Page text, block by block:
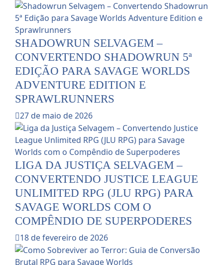
SHADOWRUN SELVAGEM –
CONVERTENDO SHADOWRUN 5ª
EDIÇÃO PARA SAVAGE WORLDS
ADVENTURE EDITION E
SPRAWLRUNNERS
27 de maio de 2026
LIGA DA JUSTIÇA SELVAGEM –
CONVERTENDO JUSTICE LEAGUE
UNLIMITED RPG (JLU RPG) PARA
SAVAGE WORLDS COM O
COMPÊNDIO DE SUPERPODERES
18 de fevereiro de 2026